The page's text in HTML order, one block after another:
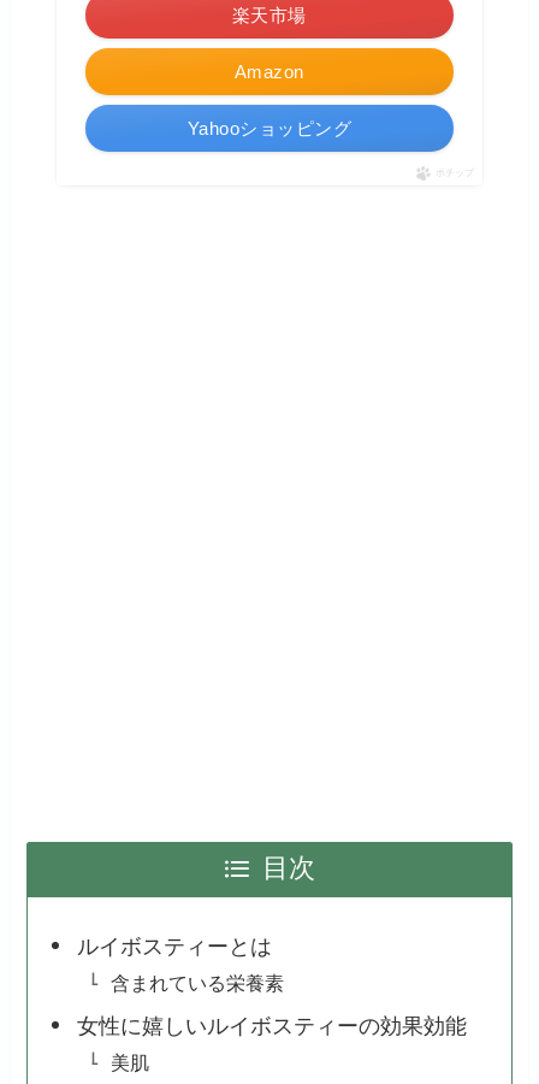
Amazon
楽天市場
Yahooショッピング
ポチップ
目次
ルイボスティーとは
含まれている栄養素
女性に嬉しいルイボスティーの効果効能
美肌